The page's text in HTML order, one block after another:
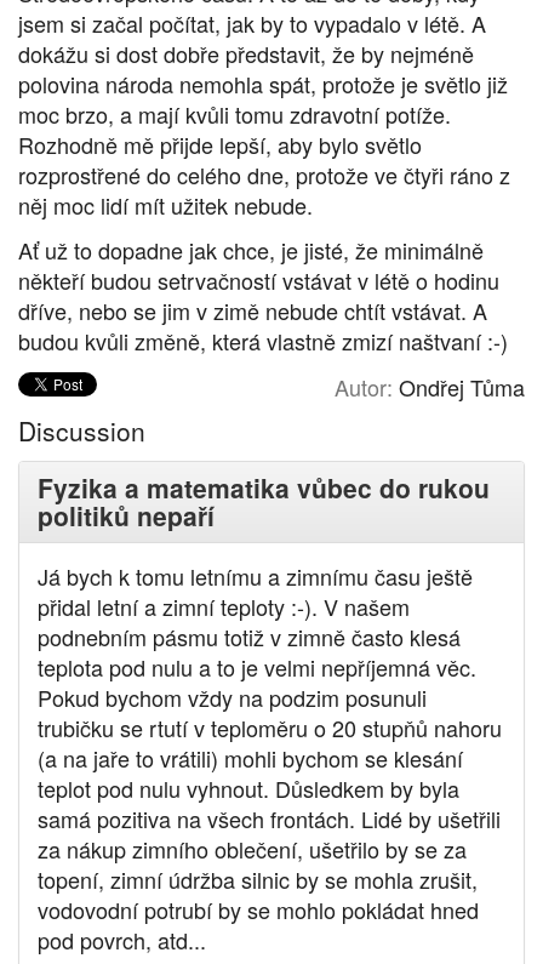
jsem si začal počítat, jak by to vypadalo v létě. A
dokážu si dost dobře představit, že by nejméně
polovina národa nemohla spát, protože je světlo již
moc brzo, a mají kvůli tomu zdravotní potíže.
Rozhodně mě přijde lepší, aby bylo světlo
rozprostřené do celého dne, protože ve čtyři ráno z
něj moc lidí mít užitek nebude.
Ať už to dopadne jak chce, je jisté, že minimálně
někteří budou setrvačností vstávat v létě o hodinu
dříve, nebo se jim v zimě nebude chtít vstávat. A
budou kvůli změně, která vlastně zmizí naštvaní :-)
Autor: Ondřej Tůma
Discussion
Fyzika a matematika vůbec do rukou
politiků nepaří
Já bych k tomu letnímu a zimnímu času ještě
přidal letní a zimní teploty :-). V našem
podnebním pásmu totiž v zimně často klesá
teplota pod nulu a to je velmi nepříjemná věc.
Pokud bychom vždy na podzim posunuli
trubičku se rtutí v teploměru o 20 stupňů nahoru
(a na jaře to vrátili) mohli bychom se klesání
teplot pod nulu vyhnout. Důsledkem by byla
samá pozitiva na všech frontách. Lidé by ušetřili
za nákup zimního oblečení, ušetřilo by se za
topení, zimní údržba silnic by se mohla zrušit,
vodovodní potrubí by se mohlo pokládat hned
pod povrch, atd...